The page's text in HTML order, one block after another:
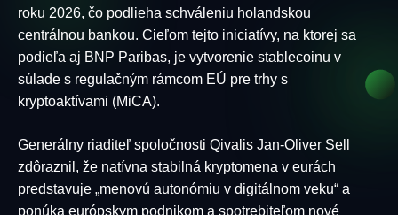
roku 2026, čo podlieha schváleniu holandskou
centrálnou bankou. Cieľom tejto iniciatívy, na ktorej sa
podieľa aj BNP Paribas, je vytvorenie stablecoinu v
súlade s regulačným rámcom EÚ pre trhy s
kryptoaktívami (MiCA).
Generálny riaditeľ spoločnosti Qivalis Jan-Oliver Sell
zdôraznil, že natívna stabilná kryptomena v eurách
predstavuje „menovú autonómiu v digitálnom veku“ a
ponúka európskym podnikom a spotrebiteľom nové